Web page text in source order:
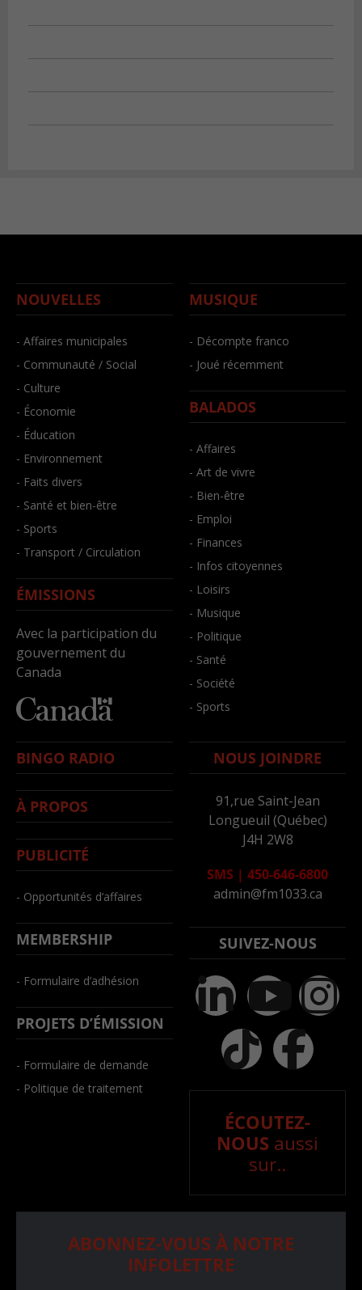
NOUVELLES
- Affaires municipales
- Communauté / Social
- Culture
- Économie
- Éducation
- Environnement
- Faits divers
- Santé et bien-être
- Sports
- Transport / Circulation
ÉMISSIONS
Avec la participation du
gouvernement du
Canada
MUSIQUE
- Décompte franco
- Joué récemment
BALADOS
- Affaires
- Art de vivre
- Bien-être
- Emploi
- Finances
- Infos citoyennes
- Loisirs
- Musique
- Politique
- Santé
- Société
- Sports
BINGO RADIO
À PROPOS
PUBLICITÉ
- Opportunités d’affaires
MEMBERSHIP
- Formulaire d’adhésion
PROJETS D’ÉMISSION
- Formulaire de demande
- Politique de traitement
NOUS JOINDRE
91,rue Saint-Jean
Longueuil (Québec)
J4H 2W8
SMS | 450-646-6800
admin@fm1033.ca
SUIVEZ-NOUS
ÉCOUTEZ-
NOUS aussi
sur..
ABONNEZ-VOUS À NOTRE
INFOLETTRE